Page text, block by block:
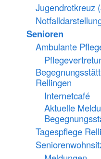
Jugendrotkreuz
Senioren
Ambulante
Rellingen
Internetcafé
Aktuelle
Tagespflege